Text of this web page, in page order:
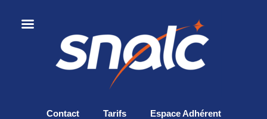
Contact Tarifs Espace Adhérent